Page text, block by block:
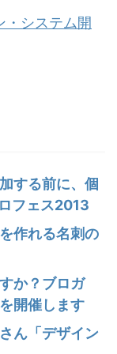
・システム開
する前に、個
フェス2013
作れる名刺の
か？ブロガ
開催します
ん「デザイン